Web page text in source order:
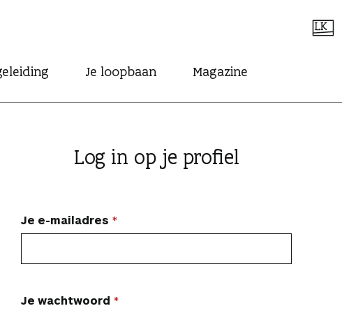
Je loopbaan Magazine
Log in op je profiel
Je e-mailadres
Je wachtwoord